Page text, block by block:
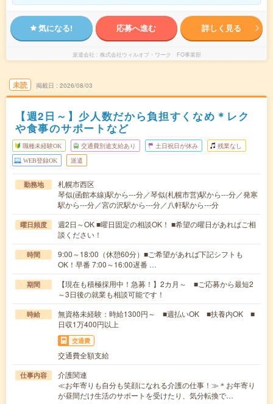
気になる! 応募へ進む 詳しく見る
派遣会社 株式会社ウィルオブ・ワーク FO事業部
未読 掲載日 2026/08/03
【週2日～】少人数だから負担すくなめ＊レク
や食事のサポートなど
職種未経験OK 交通費別途支給あり 土日祝日が休み 残業なし
WEB登録OK 派遣
勤務地
札幌市西区
琴似(函館本線)駅から---分／琴似(札幌市営)駅から---分／発寒
駅から---分／宮の沢駅から---分／八軒駅から---分
曜日頻度
週2日～OK ■曜日固定の相談OK！ ■希望の曜日があればご相
談ください！
時間
9:00～18:00（休憩60分）■ご希望があれば下記シフトも
OK！早番 7:00～16:00遅番 …
期間
【現在も積極採用中！急募！】2カ月～ ■ご応募から最短2
～3日後の就業も相談可能です！
時給
無資格未経験：時給1300円～ ■週払いOK ■扶養内OK ■
日収1万400円以上
交通費
交通費全額支給
仕事内容
介護関連
≪お年寄りも自分も笑顔になれる介護の仕事！≫＊お年寄り
が昼間だけ生活のサポートを受けたり、気分転換で…